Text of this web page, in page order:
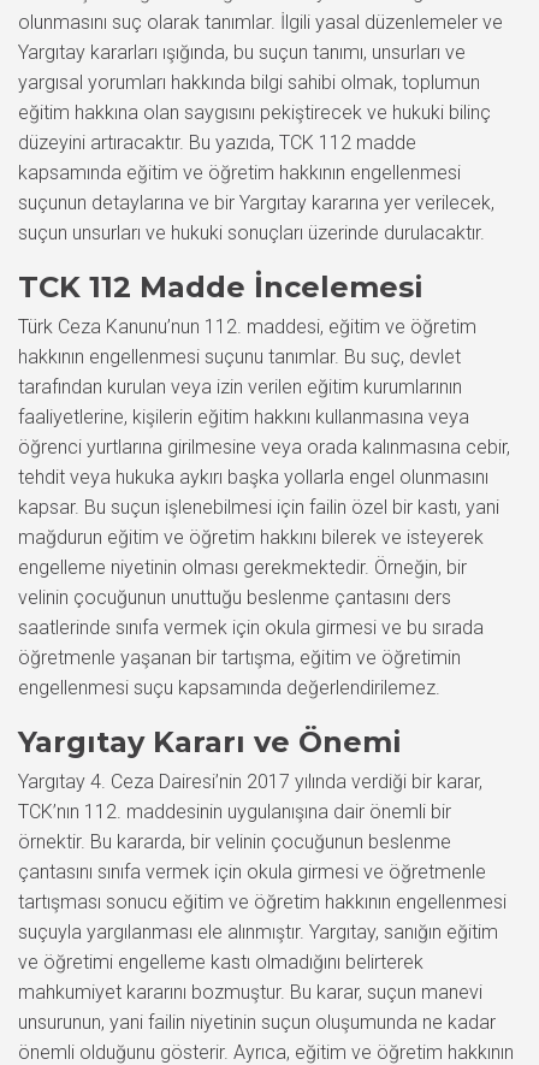
olunmasını suç olarak tanımlar. İlgili yasal düzenlemeler ve
Yargıtay kararları ışığında, bu suçun tanımı, unsurları ve
yargısal yorumları hakkında bilgi sahibi olmak, toplumun
eğitim hakkına olan saygısını pekiştirecek ve hukuki bilinç
düzeyini artıracaktır. Bu yazıda, TCK 112 madde
kapsamında eğitim ve öğretim hakkının engellenmesi
suçunun detaylarına ve bir Yargıtay kararına yer verilecek,
suçun unsurları ve hukuki sonuçları üzerinde durulacaktır.
TCK 112 Madde İncelemesi
Türk Ceza Kanunu’nun 112. maddesi, eğitim ve öğretim
hakkının engellenmesi suçunu tanımlar. Bu suç, devlet
tarafından kurulan veya izin verilen eğitim kurumlarının
faaliyetlerine, kişilerin eğitim hakkını kullanmasına veya
öğrenci yurtlarına girilmesine veya orada kalınmasına cebir,
tehdit veya hukuka aykırı başka yollarla engel olunmasını
kapsar. Bu suçun işlenebilmesi için failin özel bir kastı, yani
mağdurun eğitim ve öğretim hakkını bilerek ve isteyerek
engelleme niyetinin olması gerekmektedir. Örneğin, bir
velinin çocuğunun unuttuğu beslenme çantasını ders
saatlerinde sınıfa vermek için okula girmesi ve bu sırada
öğretmenle yaşanan bir tartışma, eğitim ve öğretimin
engellenmesi suçu kapsamında değerlendirilemez.
Yargıtay Kararı ve Önemi
Yargıtay 4. Ceza Dairesi’nin 2017 yılında verdiği bir karar,
TCK’nın 112. maddesinin uygulanışına dair önemli bir
örnektir. Bu kararda, bir velinin çocuğunun beslenme
çantasını sınıfa vermek için okula girmesi ve öğretmenle
tartışması sonucu eğitim ve öğretim hakkının engellenmesi
suçuyla yargılanması ele alınmıştır. Yargıtay, sanığın eğitim
ve öğretimi engelleme kastı olmadığını belirterek
mahkumiyet kararını bozmuştur. Bu karar, suçun manevi
unsurunun, yani failin niyetinin suçun oluşumunda ne kadar
önemli olduğunu gösterir. Ayrıca, eğitim ve öğretim hakkının